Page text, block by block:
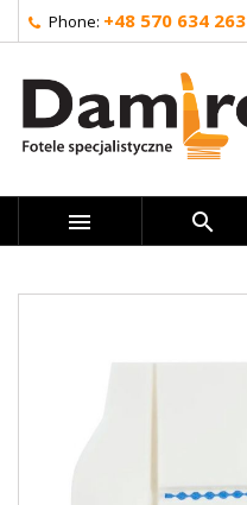
Phone: +48 570 634 263
 